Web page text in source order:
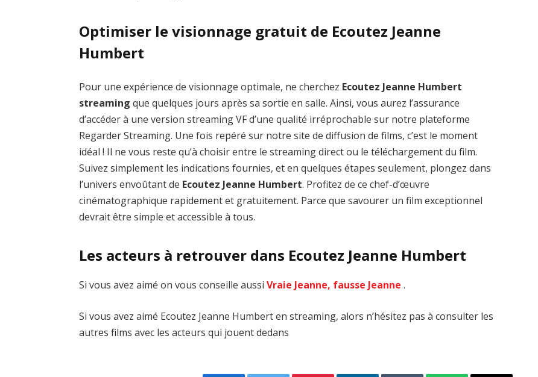
Optimiser le visionnage gratuit de Ecoutez Jeanne
Humbert
Pour une expérience de visionnage optimale, ne cherchez Ecoutez Jeanne Humbert
streaming que quelques jours après sa sortie en salle. Ainsi, vous aurez l’assurance
d’accéder à une version streaming VF d’une qualité irréprochable sur notre plateforme
Regarder Streaming. Une fois repéré sur notre site de diffusion de films, c’est le moment
idéal ! Il ne vous reste qu’à choisir entre le streaming direct ou le téléchargement du film.
Suivez simplement les indications fournies, et en quelques étapes seulement, plongez dans
l’univers envoûtant de Ecoutez Jeanne Humbert. Profitez de ce chef-d’œuvre
cinématographique rapidement et gratuitement. Parce que savourer un film exceptionnel
devrait être simple et accessible à tous.
Les acteurs à retrouver dans Ecoutez Jeanne Humbert
Si vous avez aimé on vous conseille aussiVraie Jeanne, fausse Jeanne .
Si vous avez aimé Ecoutez Jeanne Humbert en streaming, alors n’hésitez pas à consulter les
autres films avec les acteurs qui jouent dedans
Zenon: Girl of
the 21st Century
streaming VF HD
La Légende des
1000 dragons
streaming VF HD